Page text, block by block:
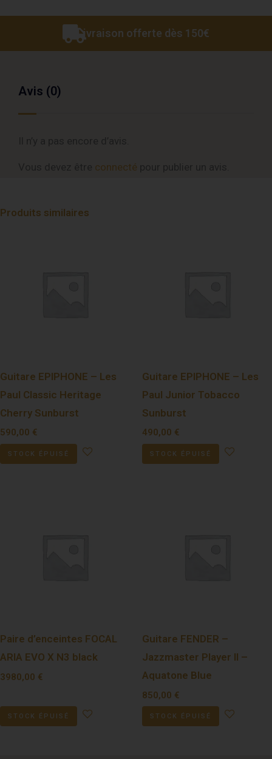
et
Livraison offerte dès 150€
Avis (0)
connecté
Produits similaires
Guitare EPIPHONE – Les
Paul Classic Heritage
Cherry Sunburst
590,00 €
STOCK ÉPUISÉ
Guitare EPIPHONE – Les
Paul Junior Tobacco
Sunburst
490,00 €
STOCK ÉPUISÉ
Paire d’enceintes FOCAL
ARIA EVO X N3 black
3980,00 €
STOCK ÉPUISÉ
Guitare FENDER –
Jazzmaster Player II –
Aquatone Blue
850,00 €
STOCK ÉPUISÉ